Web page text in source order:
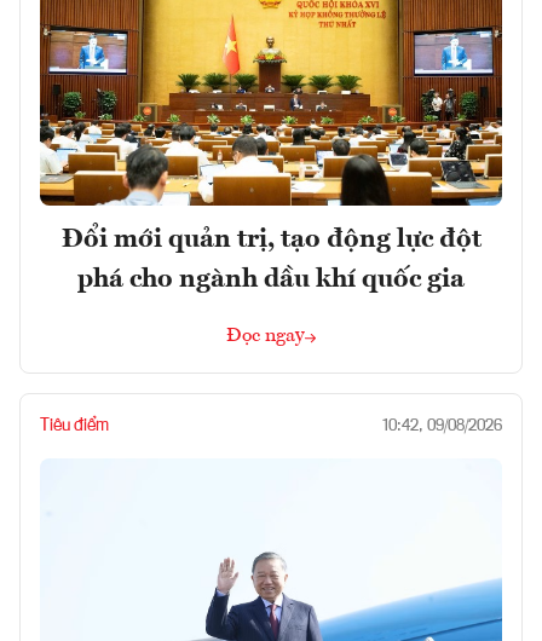
Đổi mới quản trị, tạo động lực đột
phá cho ngành dầu khí quốc gia
Đọc ngay
Tiêu điểm 10:42, 09/08/2026